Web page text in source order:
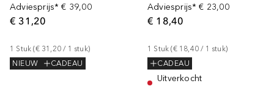
Adviesprijs* € 39,00
€ 31,20
1 Stuk (€ 31,20 / 1 stuk)
NIEUW
CADEAU
Adviesprijs* € 23,00
€ 18,40
1 Stuk (€ 18,40 / 1 stuk)
CADEAU
Uitverkocht